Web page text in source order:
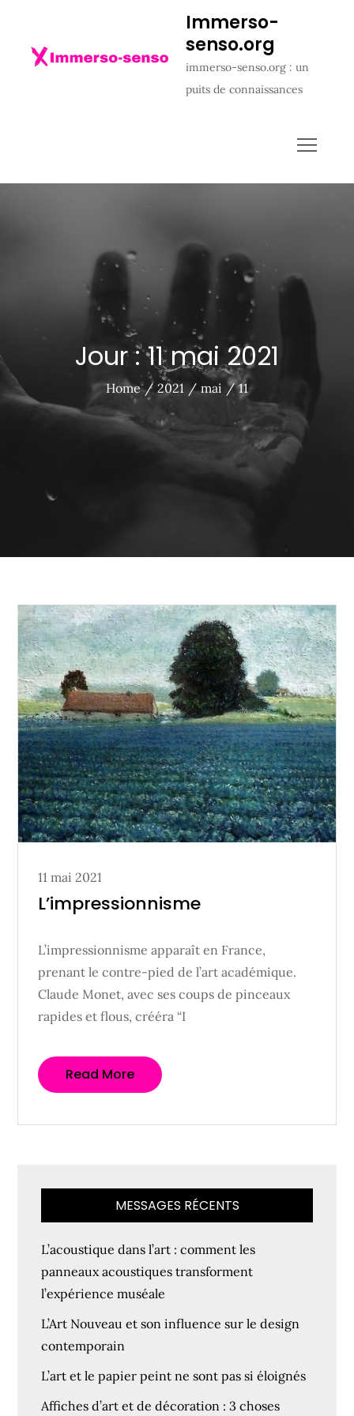
content
Immerso-
senso.org
immerso-senso.org : un
puits de connaissances
Jour :11 mai 2021
Home 2021 mai 11
Posted
on
11 mai 2021
L’impressionnisme
L’impressionnisme apparaît en France,
prenant le contre-pied de l’art académique.
Claude Monet, avec ses coups de pinceaux
rapides et flous, crééra “I
Read More
MESSAGES RÉCENTS
L’acoustique dans l’art : comment les
panneaux acoustiques transforment
l’expérience muséale
L’Art Nouveau et son influence sur le design
contemporain
L’art et le papier peint ne sont pas si éloignés
Affiches d’art et de décoration : 3 choses